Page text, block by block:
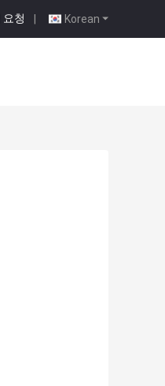
Korean
요청 |